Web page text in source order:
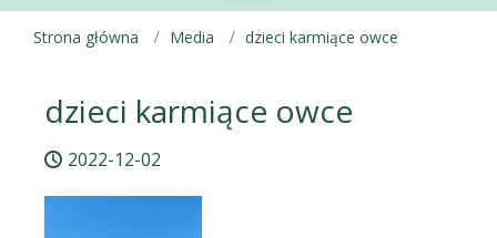
Strona główna Media dzieci karmiące owce
dzieci karmiące owce
2022-12-02